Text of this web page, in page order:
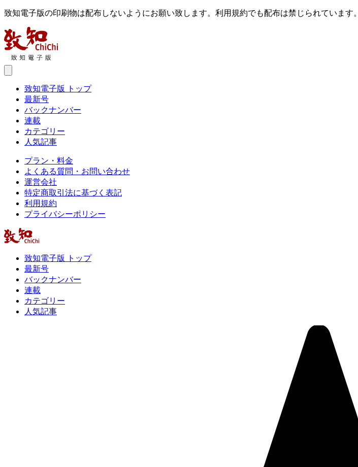
致知電子版の印刷物は配布しないようにお願い致します。利用規約でも配布は禁じられています。
致知電子版 トップ
最新号
バックナンバー
連載
カテゴリー
人気記事
プラン・料金
よくある質問・お問い合わせ
運営会社
特定商取引法に基づく表記
利用規約
プライバシーポリシー
致知電子版 トップ
最新号
バックナンバー
連載
カテゴリー
人気記事